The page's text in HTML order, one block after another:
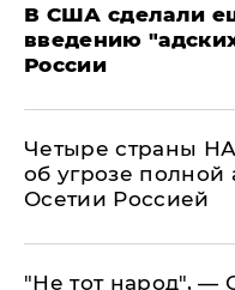
В США сделали
введению
России
Четыре страны
об угрозе
Осетии Россией
​"Не тот народ", —